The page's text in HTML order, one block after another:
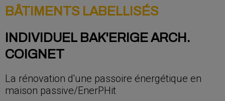
BÂTIMENTS LABELLISÉS
INDIVIDUEL BAK'ERIGE ARCH.
COIGNET
La rénovation d'une passoire énergétique en
maison passive/EnerPHit